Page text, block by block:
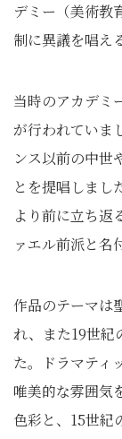
デミー （美術
制に異議を唱え
当時のアカデミ
が行われていま
ンス以前の中世
とを提唱しまし
より前に立ち返
ァエル前派と名
作品のテーマは
れ、また19世紀
た。ドラマティ
唯美的な雰囲気
色彩と、15世紀